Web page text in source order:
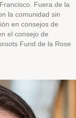
Fuera de la
la comunidad sin
en consejos de
el consejo de
Fund de la Rose